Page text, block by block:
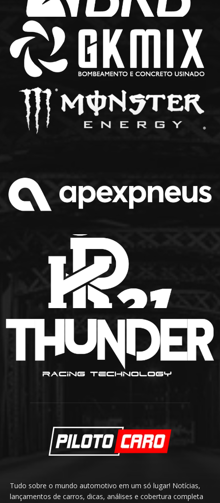
Tudo sobre o mundo automotivo em um só lugar! Notícias,
lançamentos de carros, dicas, análises e cobertura completa